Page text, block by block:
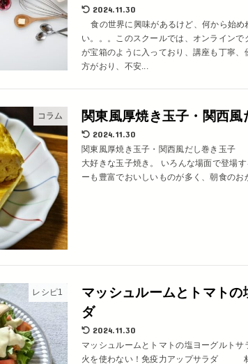
2024.11.30
食の世界に興味があるけど、何から始め
い。。。このスクールでは、オンラインで
が宝箱のように入っており、講座も丁寧、
方がおり、不安...
コラム 関東風厚焼き玉子・関西風
2024.11.30
関東風厚焼き玉子・関西風だし巻き玉子
大好きな玉子焼き。 いろんな場面で登場
ーも豊富でおいしいものが多く、朝食のお
レシピ1
マッシュルームとトマトの
ダ
2024.11.30
マッシュルームとトマトの塩ヨーグル
火を使わない！免疫力アップサラダ 材